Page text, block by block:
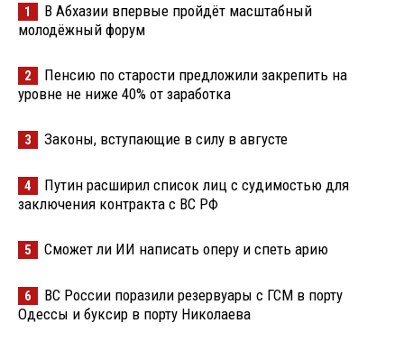
1
В Абхазии впервые пройдёт масштабный
молодёжный форум
2
Пенсию по старости предложили закрепить на
уровне не ниже 40% от заработка
3 Законы, вступающие в силу в августе
4
Путин расширил список лиц с судимостью для
заключения контракта с ВС РФ
5 Сможет ли ИИ написать оперу и спеть арию
6
ВС России поразили резервуары с ГСМ в порту
Одессы и буксир в порту Николаева